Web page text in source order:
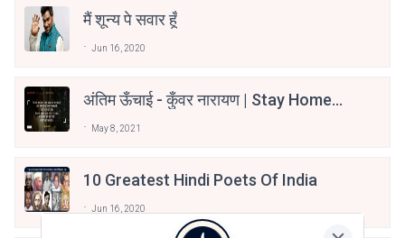
मैं शून्य पे सवार हूँ
Jun 16, 2020
अंतिम ऊँचाई - कुँवर नारायण | Stay Home
May 8, 2021
10 Greatest Hindi Poets Of India
Jun 16, 2020